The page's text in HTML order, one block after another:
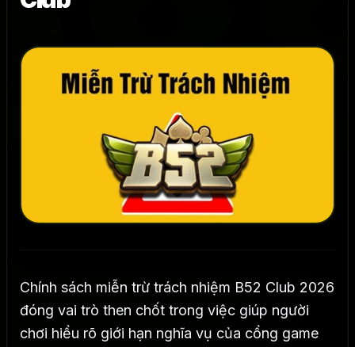
Chính sách miễn trừ trách nhiệm B52 Club 2026
đóng vai trò then chốt trong việc giúp người
chơi hiểu rõ giới hạn nghĩa vụ của cổng game